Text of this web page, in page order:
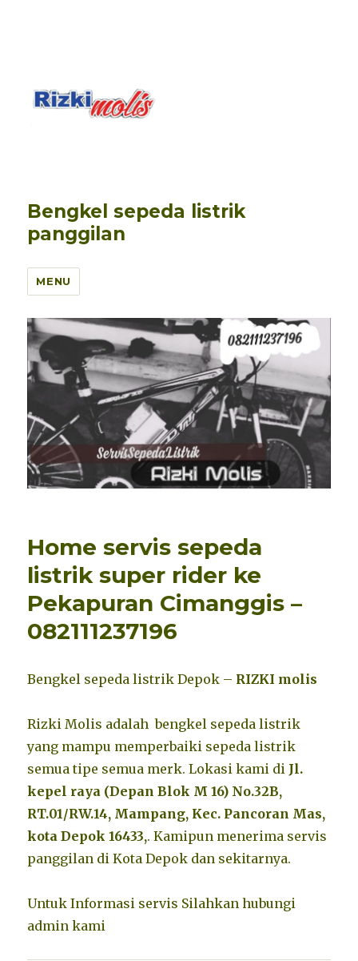
Bengkel sepeda listrik
panggilan
MENU
Home servis sepeda
listrik super rider ke
Pekapuran Cimanggis –
082111237196
Bengkel sepeda listrik Depok – RIZKI molis
Rizki Molis adalah bengkel sepeda listrik
yang mampu memperbaiki sepeda listrik
semua tipe semua merk. Lokasi kami di Jl.
kepel raya (Depan Blok M 16) No.32B,
RT.01/RW.14, Mampang, Kec. Pancoran Mas,
kota Depok 16433,. Kamipun menerima servis
panggilan di Kota Depok dan sekitarnya.
Untuk Informasi servis Silahkan hubungi
admin kami